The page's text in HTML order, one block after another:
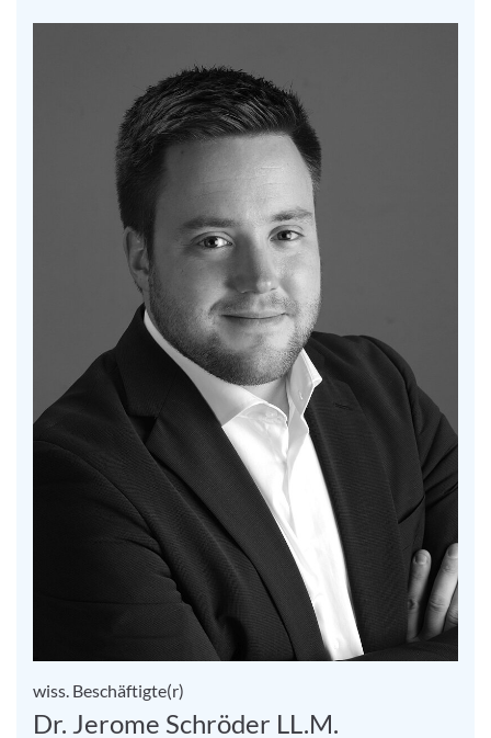
wiss. Beschäftigte(r)
Dr. Jerome Schröder LL.M.